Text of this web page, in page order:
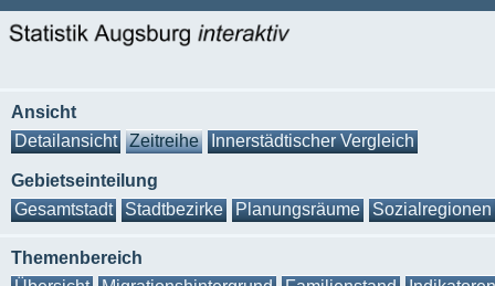
Ansicht
Detailansicht
Zeitreihe Innerstädtischer Vergleich
Gebietseinteilung
Gesamtstadt
Stadtbezirke Planungsräume Sozialregionen
Themenbereich